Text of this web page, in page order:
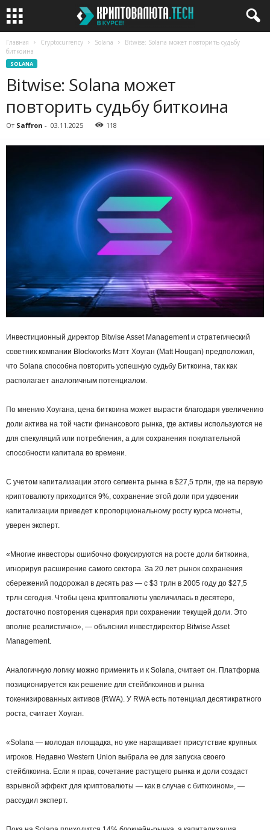
Главная Cryptocurrency Solana
Bitwise: Solana может повторить судьбу
биткоина
SOLANA
Bitwise: Solana может
повторить судьбу биткоина
От Saffron - 03.11.2025 118
Инвестиционный директор Bitwise Asset Management и стратегический
советник компании Blockworks Мэтт Хоуган (Matt Hougan) предположил,
что Solana способна повторить успешную судьбу Биткоина, так как
располагает аналогичным потенциалом.
По мнению Хоугана, цена биткоина может вырасти благодаря увеличению
доли актива на той части финансового рынка, где активы используются не
для спекуляций или потребления, а для сохранения покупательной
способности капитала во времени.
С учетом капитализации этого сегмента рынка в $27,5 трлн, где на первую
криптовалюту приходится 9%, сохранение этой доли при удвоении
капитализации приведет к пропорциональному росту курса монеты,
уверен эксперт.
«Многие инвесторы ошибочно фокусируются на росте доли биткоина,
игнорируя расширение самого сектора. За 20 лет рынок сохранения
сбережений подорожал в десять раз — с $3 трлн в 2005 году до $27,5
трлн сегодня. Чтобы цена криптовалюты увеличилась в десятеро,
достаточно повторения сценария при сохранении текущей доли. Это
вполне реалистично», — объяснил инвестдиректор Bitwise Asset
Management.
Аналогичную логику можно применить и к Solana, считает он. Платформа
позиционируется как решение для стейблкоинов и рынка
токенизированных активов (RWA). У RWA есть потенциал десятикратного
роста, считает Хоуган.
«Solana — молодая площадка, но уже наращивает присутствие крупных
игроков. Недавно Western Union выбрала ее для запуска своего
стейблкоина. Если я прав, сочетание растущего рынка и доли создаст
взрывной эффект для криптовалюты — как в случае с биткоином», —
рассудил эксперт.